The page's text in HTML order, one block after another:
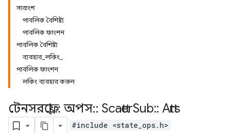
সারাংশ
পাবলিক বৈশিষ্ট্য
পাবলিক ফাংশন
পাবলিক বৈশিষ্ট্য
ব্যবহার_লকিং_
পাবলিক ফাংশন
লকিং ব্যবহার করুন
টেনসরফ্লো:: অপস:: ScatterSub:: Attrs
#include <state_ops.h>